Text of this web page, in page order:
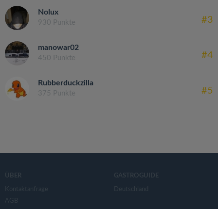
Nolux
930 Punkte #3
manowar02
450 Punkte #4
Rubberduckzilla
375 Punkte #5
ÜBER
Kontaktanfrage
AGB
GASTROGUIDE
Deutschland